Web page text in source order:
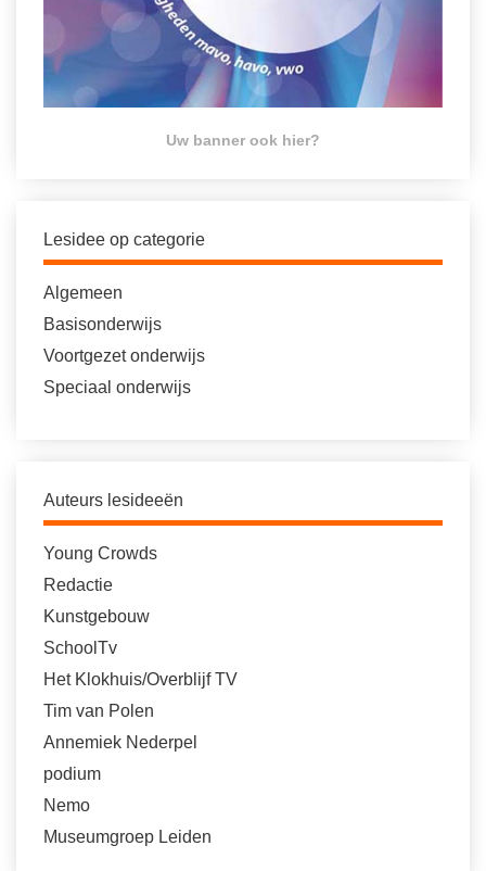
Uw banner ook hier?
Lesidee op categorie
Algemeen
Basisonderwijs
Voortgezet onderwijs
Speciaal onderwijs
Auteurs lesideeën
Young Crowds
Redactie
Kunstgebouw
SchoolTv
Het Klokhuis/Overblijf TV
Tim van Polen
Annemiek Nederpel
podium
Nemo
Museumgroep Leiden